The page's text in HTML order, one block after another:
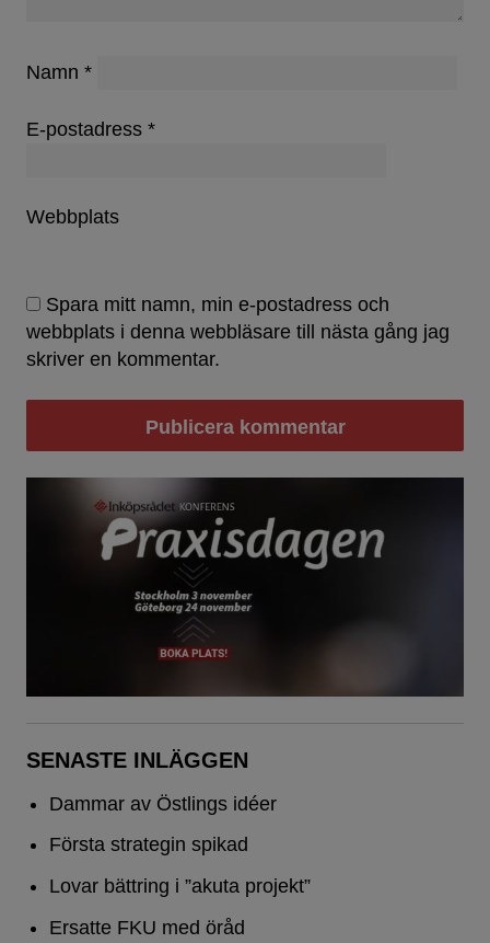
Namn *
E-postadress *
Webbplats
Spara mitt namn, min e-postadress och
webbplats i denna webbläsare till nästa gång jag
skriver en kommentar.
SENASTE INLÄGGEN
Dammar av Östlings idéer
Första strategin spikad
Lovar bättring i ”akuta projekt”
Ersatte FKU med öråd